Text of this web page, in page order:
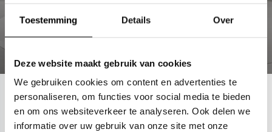
Toestemming Details Over
Deze website maakt gebruik van cookies
We gebruiken cookies om content en advertenties te
personaliseren, om functies voor social media te bieden
en om ons websiteverkeer te analyseren. Ook delen we
informatie over uw gebruik van onze site met onze
Audi e-tron
55 quattro Advanced 95 kWh